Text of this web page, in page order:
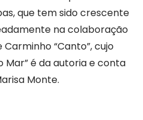
que tem sido crescente
na colaboração
“Canto”, cujo
Mar” é da autoria e conta
Monte.